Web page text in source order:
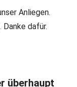
Anliegen.
dafür.
überhaupt